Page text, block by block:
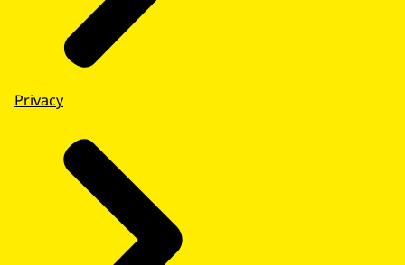
Privacy